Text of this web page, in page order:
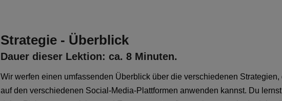
Strategie - Überblick
Dauer dieser Lektion: ca. 8 Minuten.
Wir werfen einen umfassenden Überblick über die verschiedenen Strategien,
auf den verschiedenen Social-Media-Plattformen anwenden kannst. Du